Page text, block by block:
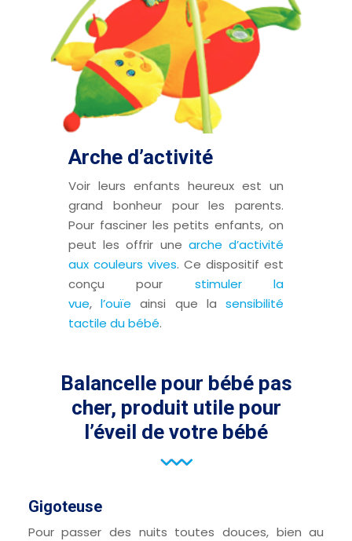
Arche d’activité
Voir leurs enfants heureux est un
grand bonheur pour les parents.
Pour fasciner les petits enfants, on
peut les offrir unearche d’activité
aux couleurs vives. Ce dispositif est
conçu pour stimuler la
vue, l’ouïe ainsi que lasensibilité
tactile du bébé.
Balancelle pour bébé pas
cher, produit utile pour
l’éveil de votre bébé
Gigoteuse
Pour passer des nuits toutes douces, bien au